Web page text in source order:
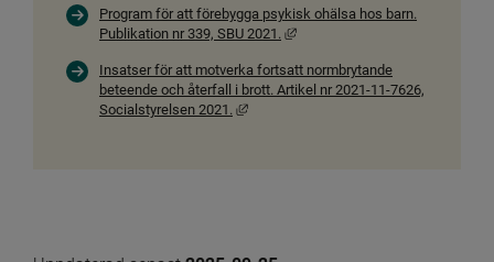
Program för att förebygga psykisk ohälsa hos barn.
Publikation nr 339, SBU 2021.
Länk till annan webbplats,
Insatser för att motverka fortsatt normbrytande
beteende och återfall i brott. Artikel nr 2021-11-7626,
Socialstyrelsen 2021.
Länk till annan webbplats, öppnas i